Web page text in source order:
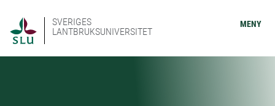
SVERIGES
LANTBRUKSUNIVERSITET
MENY